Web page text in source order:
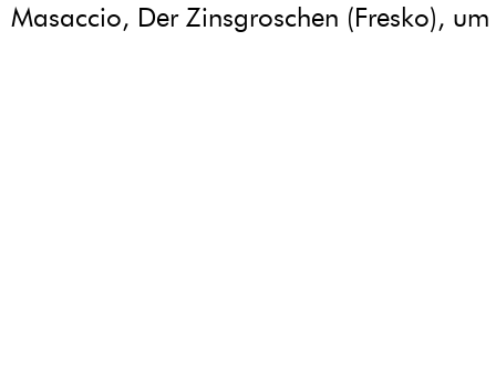
Masaccio, Der Zinsgroschen (Fresko),